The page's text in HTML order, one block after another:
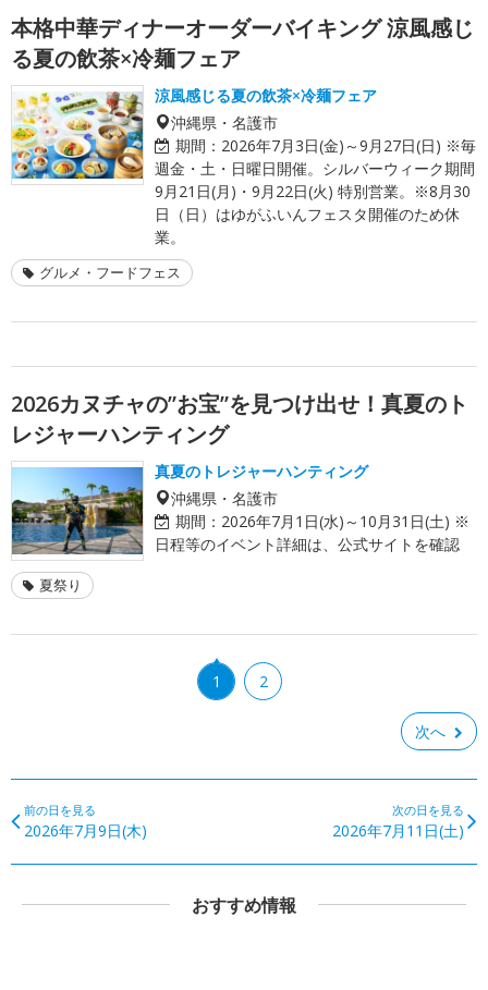
本格中華ディナーオーダーバイキング 涼風感じ
る夏の飲茶×冷麺フェア
涼風感じる夏の飲茶×冷麺フェア
沖縄県・名護市
期間： 2026年7月3日(金)～9月27日(日) ※毎
週金・土・日曜日開催。シルバーウィーク期間
9月21日(月)・9月22日(火) 特別営業。※8月30
日（日）はゆがふいんフェスタ開催のため休
業。
グルメ・フードフェス
2026カヌチャの”お宝”を見つけ出せ！真夏のト
レジャーハンティング
真夏のトレジャーハンティング
沖縄県・名護市
期間： 2026年7月1日(水)～10月31日(土) ※
日程等のイベント詳細は、公式サイトを確認
夏祭り
1 2
次へ
前の日を見る
2026年7月9日(木)
次の日を見る
2026年7月11日(土)
おすすめ情報